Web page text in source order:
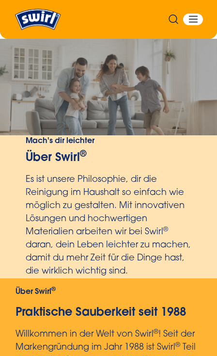
Mach's dir leichter
Über Swirl®
Es ist unsere Philosophie, dir die
Reinigung im Haushalt so einfach wie
möglich zu gestalten. Mit innovativen
Lösungen und hochwertigen
Materialien arbeiten wir bei Swirl®
daran, dein Leben leichter zu machen,
damit du mehr Zeit für die Dinge hast,
die wirklich wichtig sind.
Über Swirl®
Praktische Sauberkeit seit 1988
Willkommen in der Welt von Swirl®! Seit der
Markengründung im Jahr 1988 ist Swirl®Teil